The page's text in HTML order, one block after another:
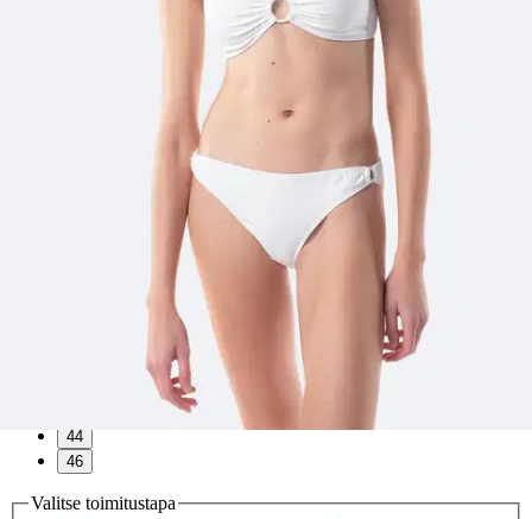
OFF WHITE
Valitse koko
44
46
Valitse toimitustapa